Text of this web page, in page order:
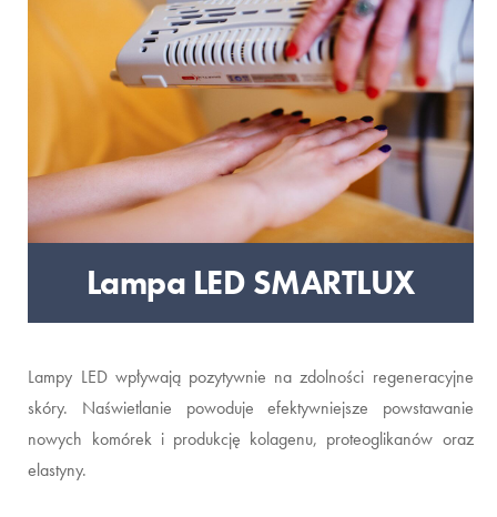
Lampa LED SMARTLUX
Lampy LED wpływają pozytywnie na zdolności regeneracyjne
skóry. Naświetlanie powoduje efektywniejsze powstawanie
nowych komórek i produkcję kolagenu, proteoglikanów oraz
elastyny.